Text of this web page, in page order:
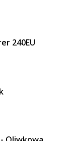
240EU